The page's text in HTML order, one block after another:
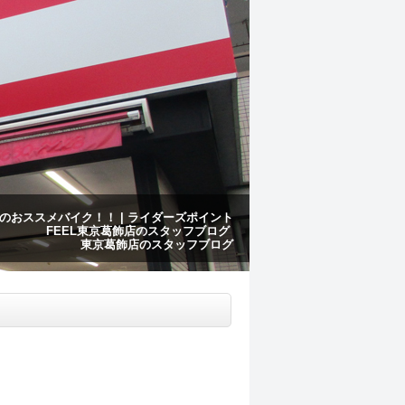
おススメバイク！！ | ライダーズポイント
FEEL東京葛飾店のスタッフブログ
東京葛飾店のスタッフブログ